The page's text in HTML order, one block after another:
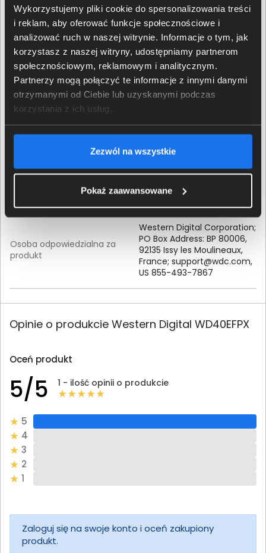
Wykorzystujemy pliki cookie do spersonalizowania treści
i reklam, aby oferować funkcje społecznościowe i
analizować ruch w naszej witrynie. Informacje o tym, jak
korzystasz z naszej witryny, udostępniamy partnerom
społecznościowym, reklamowym i analitycznym.
Partnerzy mogą połączyć te informacje z innymi danymi
otrzymanymi od Ciebie lub uzyskanymi podczas
korzystania z ich usług.
Zezwól na wszystkie
Pokaż zaawansowane
Wysokość (mm) 26
Szerokość (mm) 147
Głębokość (mm) 102
Szczegóły dotyczące zgodności produktu z
Dane producenta
Western Digital Corporation;
Great Oaks Parkway;
support@wdc.com
493-7867
Osoba odpowiedzialna za
produkt
Western Digital Corporation;
PO Box Address: BP 80006,
92135 Issy les Moulineaux,
France; support@wdc.com,
US 855-493-7867
Opinie o produkcie Western Digital WD40EFPX
Oceń produkt
5/5 1 - ilość opinii o produkcie
5
4
3
2
1
Zaloguj się na swoje konto i oceń zakupiony
produkt.